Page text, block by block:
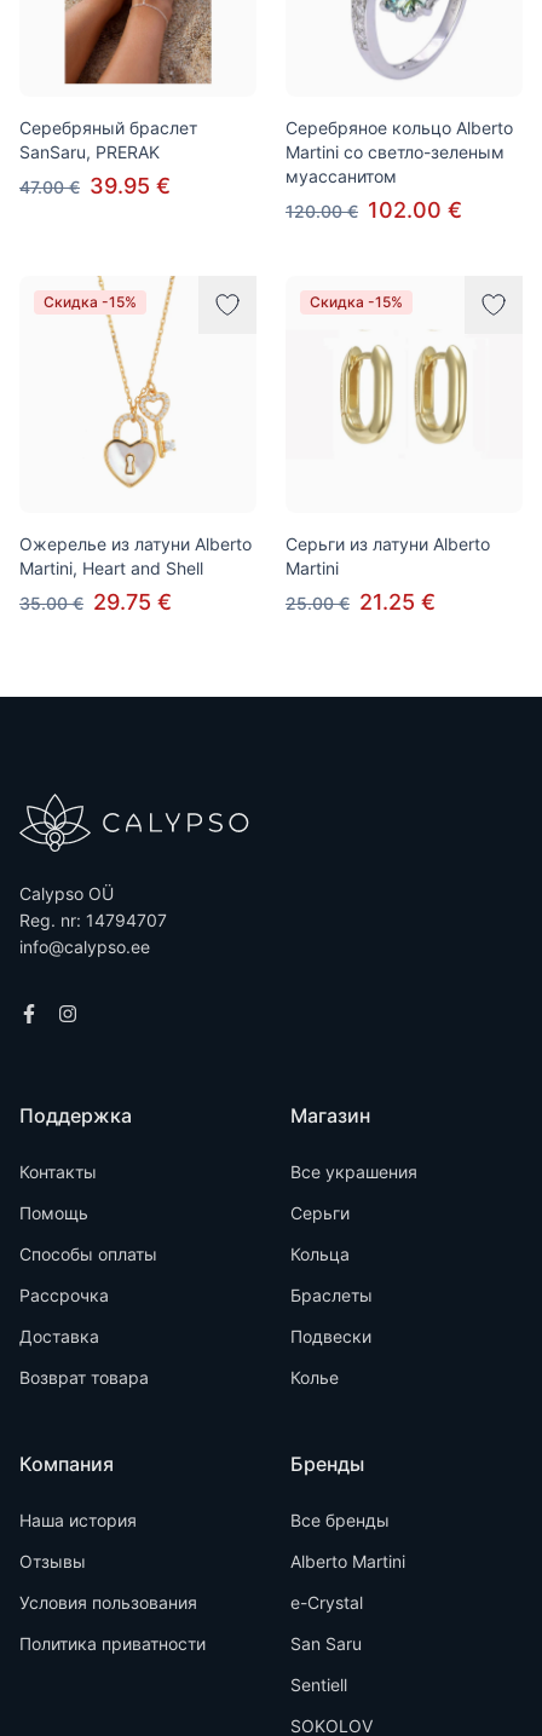
Серебряный браслет
SanSaru, PRERAK
47.00 € 39.95 €
Серебряное кольцо Alberto
Martini со светло-зеленым
муассанитом
120.00 € 102.00 €
Скидка -15%
Ожерелье из латуни Alberto
Martini, Heart and Shell
35.00 € 29.75 €
Скидка -15%
Серьги из латуни Alberto
Martini
25.00 € 21.25 €
Calypso OÜ
Reg. nr: 14794707
info@calypso.ee
Поддержка
Контакты
Помощь
Способы оплаты
Рассрочка
Доставка
Возврат товара
Компания
Наша история
Отзывы
Условия пользования
Политика приватности
Магазин
Все украшения
Серьги
Кольца
Браслеты
Подвески
Колье
Бренды
Все бренды
Alberto Martini
e-Crystal
San Saru
Sentiell
SOKOLOV